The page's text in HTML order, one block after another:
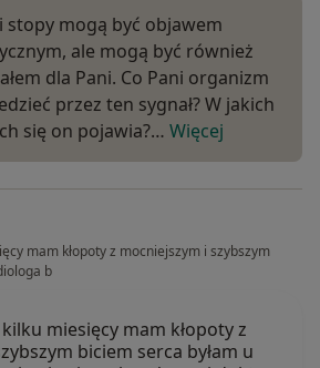
stopy mogą być objawem
ale mogą być również
dla Pani. Co Pani organizm
przez ten sygnał? W jakich
się on pojawia?… Więcej
mam kłopoty z mocniejszym i szybszym
b
miesięcy mam kłopoty z
biciem serca byłam u